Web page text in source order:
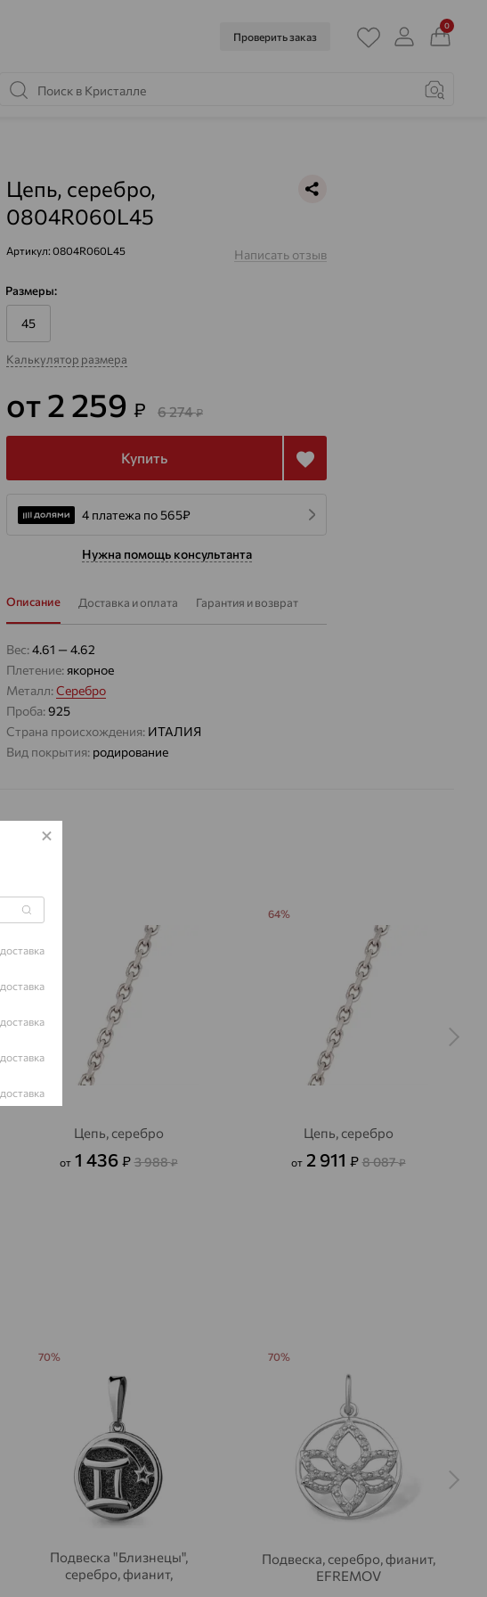
Проверить заказ
0
Цепь, серебро,
0804R060L45
Артикул: 0804R060L45 Написать отзыв
Размеры:
45
Калькулятор размера
от 2 259 ₽ 6 274₽
Купить
4 платежа по 565₽
Нужна помощь консультанта
Описание Доставка и оплата Гарантия и возврат
Вес:4.61 — 4.62
Плетение:якорное
Металл:Серебро
Проба:925
Страна происхождения: ИТАЛИЯ
Вид покрытия: родирование
Цепь, серебро
от 1 436 ₽ 3 988₽
Цепь, серебро
от 2 911 ₽ 8 087₽
64%
Подвеска "Близнецы",
серебро, фианит,
70%
Подвеска, серебро, фианит,
EFREMOV
70%
доставка
доставка
доставка
доставка
доставка